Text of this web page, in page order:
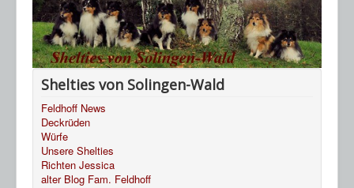
Shelties von Solingen-Wald
Feldhoff News
Deckrüden
Würfe
Unsere Shelties
Richten Jessica
alter Blog Fam. Feldhoff